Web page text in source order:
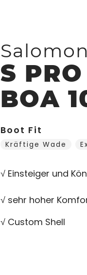
Salomon
S
BOA
Boot Fit
Kräftige Wade
√ Einsteiger und
√ sehr hoher
√ Custom Shell